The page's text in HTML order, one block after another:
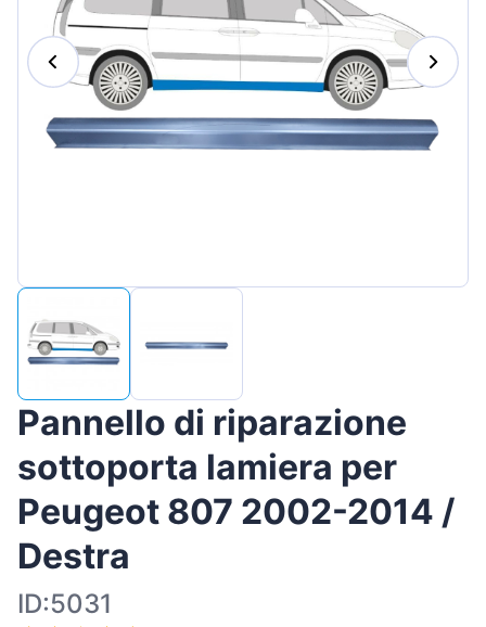
Magyar
Lietuvių
Hrvatski
Português
Slovenian
Pannello di riparazione
sottoporta lamiera per
Peugeot 807 2002-2014 /
Destra
ID:5031